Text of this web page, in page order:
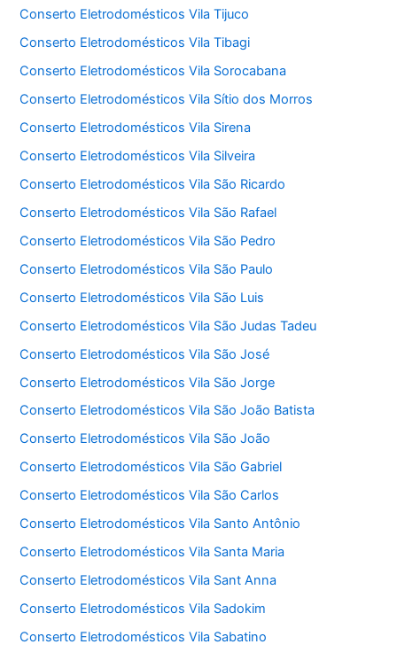
Conserto Eletrodomésticos Vila Tijuco
Conserto Eletrodomésticos Vila Tibagi
Conserto Eletrodomésticos Vila Sorocabana
Conserto Eletrodomésticos Vila Sítio dos Morros
Conserto Eletrodomésticos Vila Sirena
Conserto Eletrodomésticos Vila Silveira
Conserto Eletrodomésticos Vila São Ricardo
Conserto Eletrodomésticos Vila São Rafael
Conserto Eletrodomésticos Vila São Pedro
Conserto Eletrodomésticos Vila São Paulo
Conserto Eletrodomésticos Vila São Luis
Conserto Eletrodomésticos Vila São Judas Tadeu
Conserto Eletrodomésticos Vila São José
Conserto Eletrodomésticos Vila São Jorge
Conserto Eletrodomésticos Vila São João Batista
Conserto Eletrodomésticos Vila São João
Conserto Eletrodomésticos Vila São Gabriel
Conserto Eletrodomésticos Vila São Carlos
Conserto Eletrodomésticos Vila Santo Antônio
Conserto Eletrodomésticos Vila Santa Maria
Conserto Eletrodomésticos Vila Sant Anna
Conserto Eletrodomésticos Vila Sadokim
Conserto Eletrodomésticos Vila Sabatino